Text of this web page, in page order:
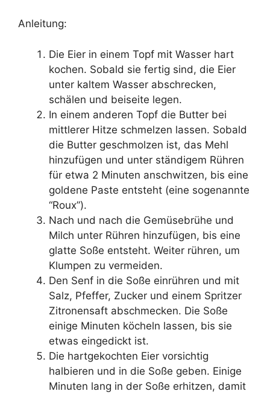
Anleitung:
Die Eier in einem Topf mit Wasser hart
kochen. Sobald sie fertig sind, die Eier
unter kaltem Wasser abschrecken,
schälen und beiseite legen.
In einem anderen Topf die Butter bei
mittlerer Hitze schmelzen lassen. Sobald
die Butter geschmolzen ist, das Mehl
hinzufügen und unter ständigem Rühren
für etwa 2 Minuten anschwitzen, bis eine
goldene Paste entsteht (eine sogenannte
“Roux”).
Nach und nach die Gemüsebrühe und
Milch unter Rühren hinzufügen, bis eine
glatte Soße entsteht. Weiter rühren, um
Klumpen zu vermeiden.
Den Senf in die Soße einrühren und mit
Salz, Pfeffer, Zucker und einem Spritzer
Zitronensaft abschmecken. Die Soße
einige Minuten köcheln lassen, bis sie
etwas eingedickt ist.
Die hartgekochten Eier vorsichtig
halbieren und in die Soße geben. Einige
Minuten lang in der Soße erhitzen, damit